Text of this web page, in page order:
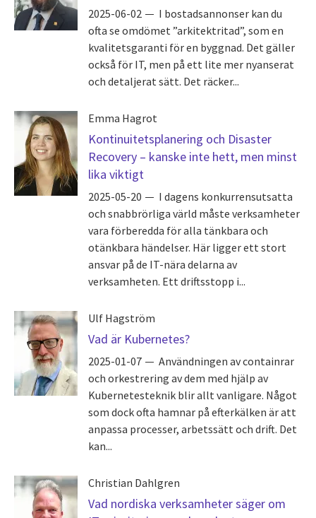
2025-06-02
I bostadsannonser kan du
ofta se omdömet ”arkitektritad”, som en
kvalitetsgaranti för en byggnad. Det gäller
också för IT, men på ett lite mer nyanserat
och detaljerat sätt. Det räcker...
Emma Hagrot
Kontinuitetsplanering och Disaster
Recovery – kanske inte hett, men minst
lika viktigt
2025-05-20
I dagens konkurrensutsatta
och snabbrörliga värld måste verksamheter
vara förberedda för alla tänkbara och
otänkbara händelser. Här ligger ett stort
ansvar på de IT-nära delarna av
verksamheten. Ett driftsstopp i...
Ulf Hagström
Vad är Kubernetes?
2025-01-07
Användningen av containrar
och orkestrering av dem med hjälp av
Kubernetesteknik blir allt vanligare. Något
som dock ofta hamnar på efterkälken är att
anpassa processer, arbetssätt och drift. Det
kan...
Christian Dahlgren
Vad nordiska verksamheter säger om